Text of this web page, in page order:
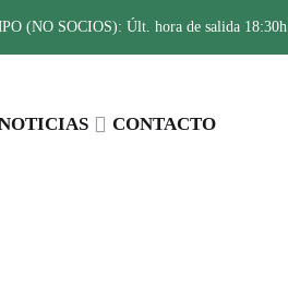
(NO SOCIOS): Últ. hora de salida 18:30h
CONTACTO